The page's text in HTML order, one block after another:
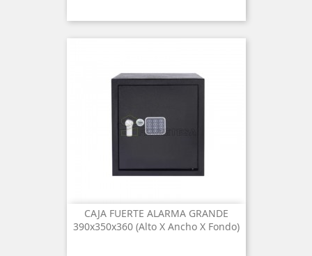
CAJA FUERTE ALARMA GRANDE
390x350x360 (alto X Ancho X Fondo)